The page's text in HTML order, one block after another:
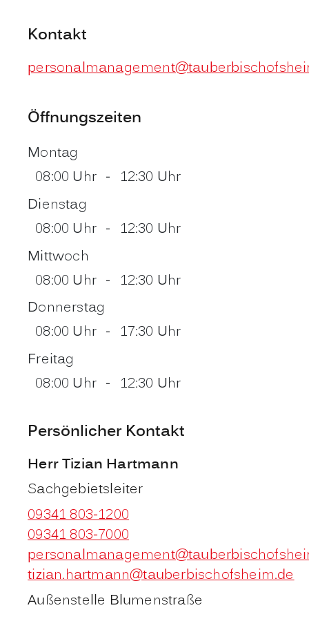
Kontakt
Öffnungszeiten
Montag
08:00 Uhr - 12:30 Uhr
Dienstag
08:00 Uhr - 12:30 Uhr
Mittwoch
08:00 Uhr - 12:30 Uhr
Donnerstag
08:00 Uhr - 17:30 Uhr
Freitag
08:00 Uhr - 12:30 Uhr
Persönlicher Kontakt
HerrTizian Hartmann
Sachgebietsleiter
09341 803-1200
09341 803-7000
tizian.hartmann@tauberbischofsheim.de
Außenstelle Blumenstraße